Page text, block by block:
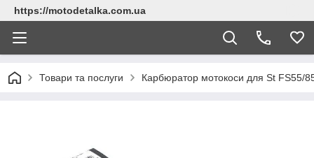
https://motodetalka.com.ua
Товари та послуги Карбюратор мотокоси для St FS55/